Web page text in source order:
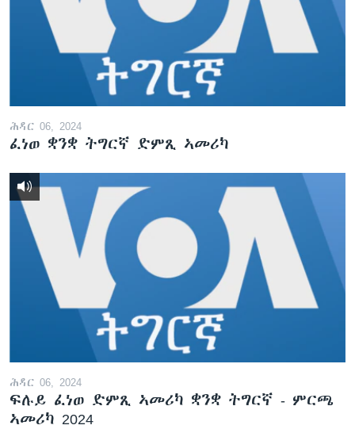
ቂሔ ጽልሚ
ቋንቋታት
ሕዳር 06, 2024
ፈነወ ቋንቋ ትግርኛ ድምጺ ኣመሪካ
ሕዳር 06, 2024
ፍሉይ ፈነወ ድምጺ ኣመሪካ ቋንቋ ትግርኛ - ምርጫ
ኣመሪካ 2024